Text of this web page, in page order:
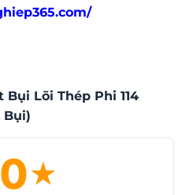
Lõi Thép Phi 114
Bụi)
★